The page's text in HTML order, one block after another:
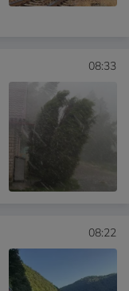
08:33
08:22